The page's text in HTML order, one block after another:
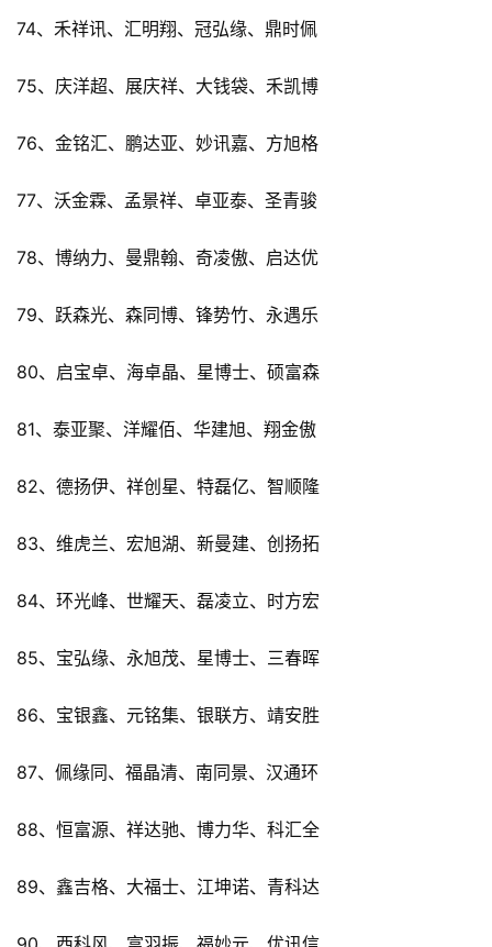
74、禾祥讯、汇明翔、冠弘缘、鼎时佩
75、庆洋超、展庆祥、大钱袋、禾凯博
76、金铭汇、鹏达亚、妙讯嘉、方旭格
77、沃金霖、孟景祥、卓亚泰、圣青骏
78、博纳力、曼鼎翰、奇凌傲、启达优
79、跃森光、森同博、锋势竹、永遇乐
80、启宝卓、海卓晶、星博士、硕富森
81、泰亚聚、洋耀佰、华建旭、翔金傲
82、德扬伊、祥创星、特磊亿、智顺隆
83、维虎兰、宏旭湖、新曼建、创扬拓
84、环光峰、世耀天、磊凌立、时方宏
85、宝弘缘、永旭茂、星博士、三春晖
86、宝银鑫、元铭集、银联方、靖安胜
87、佩缘同、福晶清、南同景、汉通环
88、恒富源、祥达驰、博力华、科汇全
89、鑫吉格、大福士、江坤诺、青科达